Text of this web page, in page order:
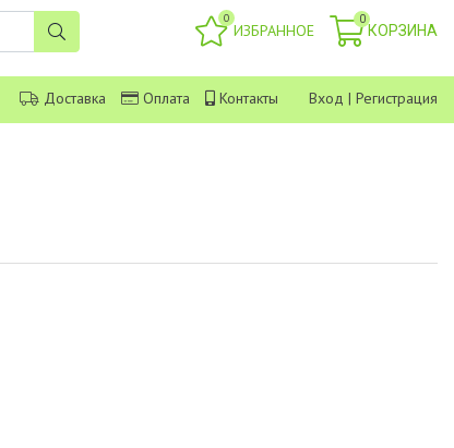
0
ИЗБРАННОЕ
0
КОРЗИНА
Доставка Оплата Контакты Вход | Регистрация